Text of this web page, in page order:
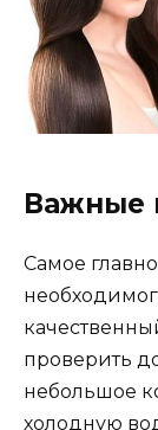
Важные
Самое
проверить
небольшое
холодную